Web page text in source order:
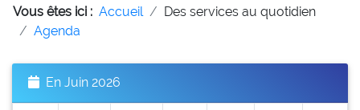
Vous êtes ici : Accueil
Des services au quotidien
Agenda
En Juin 2026